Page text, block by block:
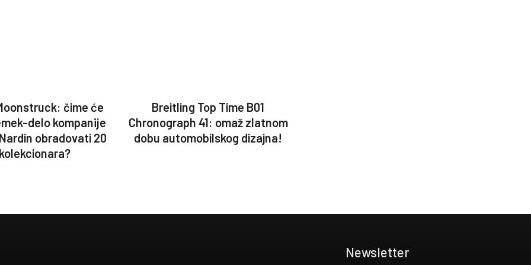
čime će
delo kompanije
obradovati 20
Breitling Top Time B01
Chronograph 41: omaž zlatnom
dobu automobilskog dizajna!
Newsletter